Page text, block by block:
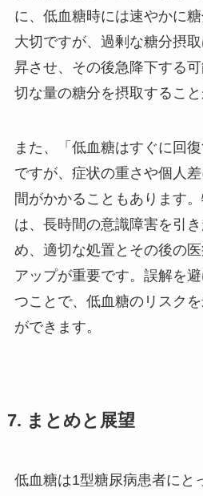
に、低血糖時には速やかに
大切ですが、過剰な糖分摂
昇させ、その後急降下する
切な量の糖分を摂取すること
また、「低血糖はすぐに回
ですが、症状の重さや個人
間がかかることもあります
は、長時間の意識障害を引
め、適切な処置とその後の
アップが重要です。誤解を
つことで、低血糖のリスク
ができます。
7. まとめと展望
低血糖は1型糖尿病患者にと